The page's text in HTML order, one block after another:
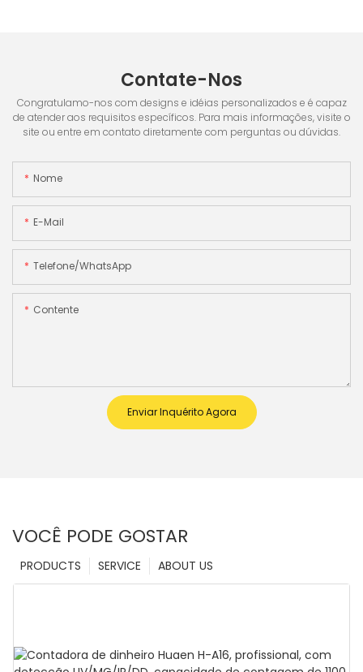
Contate-Nos
Congratulamo-nos com designs e idéias personalizados e é capaz
de atender aos requisitos específicos. Para mais informações, visite o
site ou entre em contato diretamente com perguntas ou dúvidas.
Nome
E-Mail
Telefone/WhatsApp
Contente
Enviar Inquérito Agora
VOCÊ PODE GOSTAR
ABOUT US
SERVICE
PRODUCTS